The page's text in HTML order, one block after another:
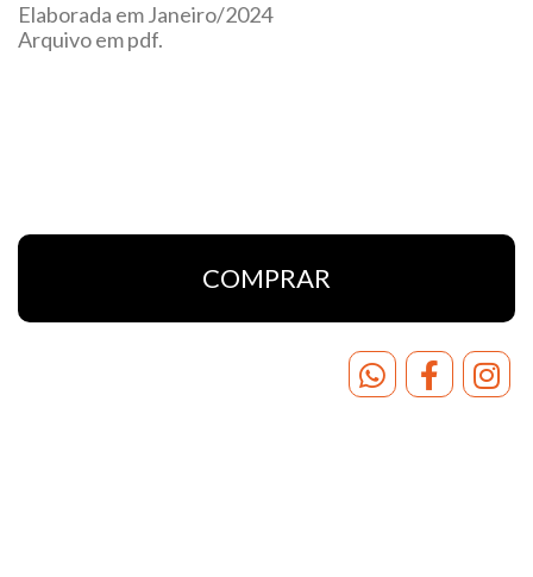
Elaborada em Janeiro/2024
Arquivo em pdf.
COMPRAR